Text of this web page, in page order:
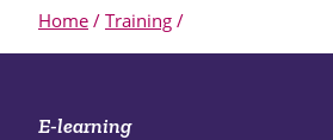
Home / Training /
E-learning